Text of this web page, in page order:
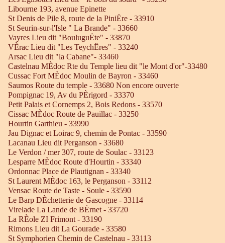
Libourne 193, avenue Epinette
St Denis de Pile 8, route de la PiniËre - 33910
St Seurin-sur-l'Isle " La Brande" - 33660
Vayres Lieu dit "BouluguËte" - 33870
VÈrac Lieu dit "Les TeychËres" - 33240
Arsac Lieu dit "la Cabane"- 33460
Castelnau MÈdoc Rte du Temple lieu dit "le Mont d'or"-33480
Cussac Fort MÈdoc Moulin de Bayron - 33460
Saumos Route du temple - 33680 Non encore ouverte
Pompignac 19, Av du PÈrigord - 33370
Petit Palais et Cornemps 2, Bois Redons - 33570
Cissac MÈdoc Route de Pauillac - 33250
Hourtin Garthieu - 33990
Jau Dignac et Loirac 9, chemin de Pontac - 33590
Lacanau Lieu dit Perganson - 33680
Le Verdon / mer 307, route de Soulac - 33123
Lesparre MÈdoc Route d'Hourtin - 33340
Ordonnac Place de Plautignan - 33340
St Laurent MÈdoc 163, le Perganson - 33112
Vensac Route de Taste - Soule - 33590
Le Barp DÈchetterie de Gascogne - 33114
Virelade La Lande de BÈrnet - 33720
La RÈole ZI Frimont - 33190
Rimons Lieu dit La Gourade - 33580
St Symphorien Chemin de Castelnau - 33113